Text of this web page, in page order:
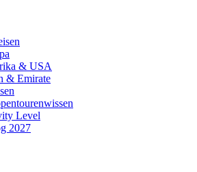
& USA
& Emirate
Level
2027